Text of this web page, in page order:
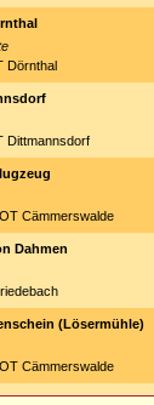
Dörnthal
Dittmannsdorf
Cämmerswalde
Dahmen
(Lösermühle)
Cämmerswalde